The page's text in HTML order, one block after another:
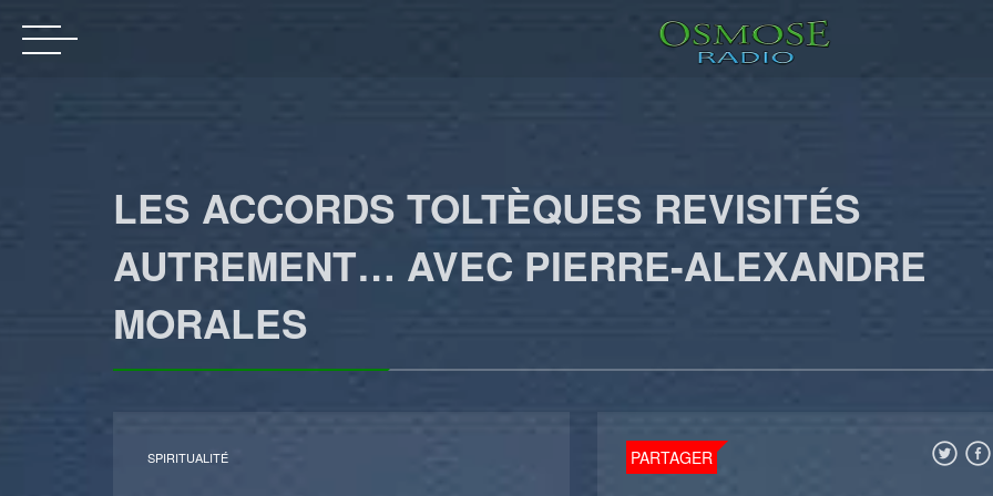
LES ACCORDS TOLTÈQUES REVISITÉS
AUTREMENT… AVEC PIERRE-ALEXANDRE
MORALES
SPIRITUALITÉ PARTAGER